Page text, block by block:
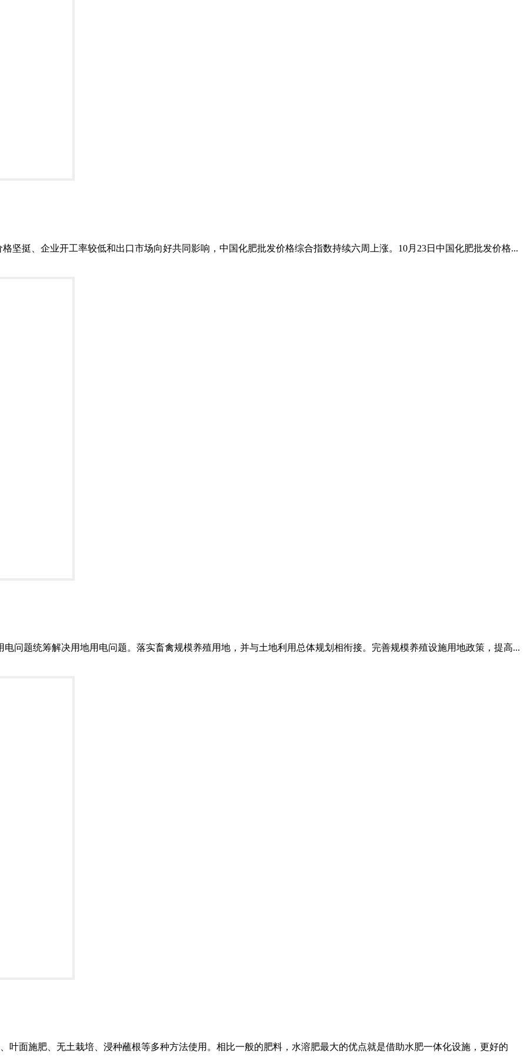
坚挺、企业开工率较低和出口市场向好共同影响，中国化肥批发价格综合指数持续六周上涨。10月23日中国化肥批发价格...
问题统筹解决用地用电问题。落实畜禽规模养殖用地，并与土地利用总体规划相衔接。完善规模养殖设施用地政策，提高...
叶面施肥、无土栽培、浸种蘸根等多种方法使用。相比一般的肥料，水溶肥最大的优点就是借助水肥一体化设施，更好的